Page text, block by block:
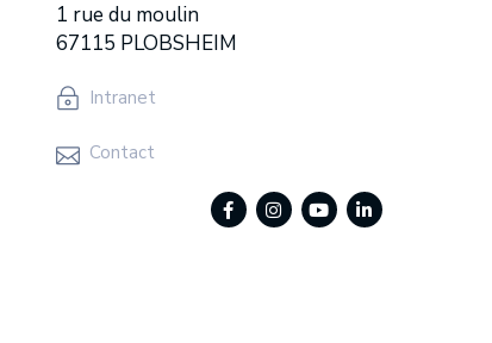
1 rue du moulin
67115 PLOBSHEIM
Intranet
Contact